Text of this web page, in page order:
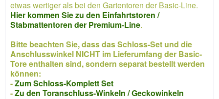
etwas wertiger als bei den Gartentoren der Basic-Line.
Hier kommen Sie zu den Einfahrtstoren /
Stabmattentoren der Premium-Line.
Bitte beachten Sie, dass das Schloss-Set und die
Anschlusswinkel NICHT im Lieferumfang der Basic-
Tore enthalten sind, sondern separat bestellt werden
können:
-Zum Schloss-Komplett Set
-Zu den Toranschluss-Winkeln / Geckowinkeln